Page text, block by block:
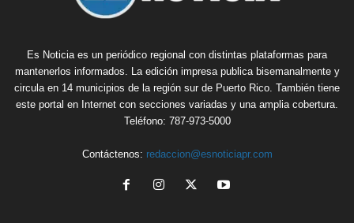
Es Noticia es un periódico regional con distintas plataformas para
mantenerlos informados. La edición impresa publica bisemanalmente y
circula en 14 municipios de la región sur de Puerto Rico. También tiene
este portal en Internet con secciones variadas y una amplia cobertura.
Teléfono: 787-973-5000
Contáctenos: redaccion@esnoticiapr.com